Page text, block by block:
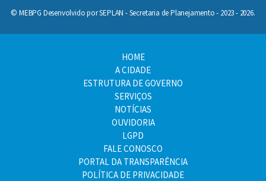
© MEBPG Desenvolvido por SEPLAN - Secretaria de Planejamento - 2023 - 2026.
HOME
A CIDADE
ESTRUTURA DE GOVERNO
SERVIÇOS
NOTÍCIAS
OUVIDORIA
LGPD
FALE CONOSCO
PORTAL DA TRANSPARÊNCIA
POLÍTICA DE PRIVACIDADE